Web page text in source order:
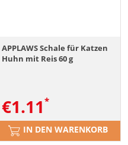
APPLAWS Schale für Katzen
Huhn mit Reis 60 g
€1.11
IN DEN WARENKORB